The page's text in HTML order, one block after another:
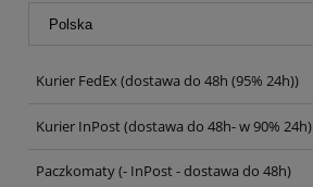
Kurier FedEx(dostawa do 48h (95% 24h))
Kurier InPost(dostawa do 48h- w 90% 24h)
Paczkomaty(- InPost - dostawa do 48h)